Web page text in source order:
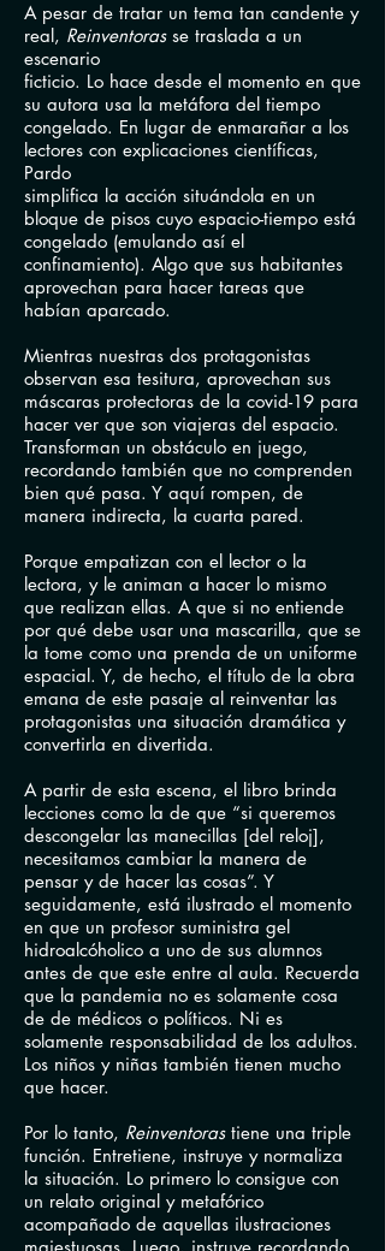
A pesar de tratar un tema tan candente y
real, Reinventorasse traslada a un
escenario
ficticio. Lo hace desde el momento en que
su autora usa la metáfora del tiempo
congelado. En lugar de enmarañar a los
lectores con explicaciones científicas,
Pardo
simplifica la acción situándola en un
bloque de pisos cuyo espacio-tiempo está
congelado (emulando así el
confinamiento). Algo que sus habitantes
aprovechan para hacer tareas que
habían aparcado.
Mientras nuestras dos protagonistas
observan esa tesitura, aprovechan sus
máscaras protectoras de la covid-19 para
hacer ver que son viajeras del espacio.
Transforman un obstáculo en juego,
recordando también que no comprenden
bien qué pasa. Y aquí rompen, de
manera indirecta, la cuarta pared.
Porque empatizan con el lector o la
lectora, y le animan a hacer lo mismo
que realizan ellas. A que si no entiende
por qué debe usar una mascarilla, que se
la tome como una prenda de un uniforme
espacial. Y, de hecho, el título de la obra
emana de este pasaje al reinventar las
protagonistas una situación dramática y
convertirla en divertida.
A partir de esta escena, el libro brinda
lecciones como la de que “si queremos
descongelar las manecillas [del reloj],
necesitamos cambiar la manera de
pensar y de hacer las cosas”. Y
seguidamente, está ilustrado el momento
en que un profesor suministra gel
hidroalcóholico a uno de sus alumnos
antes de que este entre al aula. Recuerda
que la pandemia no es solamente cosa
de de médicos o políticos. Ni es
solamente responsabilidad de los adultos.
Los niños y niñas también tienen mucho
que hacer.
Por lo tanto, Reinventorastiene una triple
función. Entretiene, instruye y normaliza
la situación. Lo primero lo consigue con
un relato original y metafórico
acompañado de aquellas ilustraciones